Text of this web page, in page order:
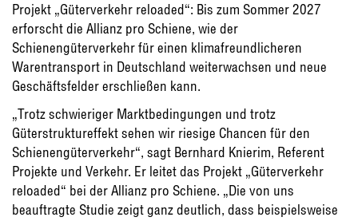
Projekt „Güterverkehr reloaded“: Bis zum Sommer 2027
erforscht die Allianz pro Schiene, wie der
Schienengüterverkehr für einen klimafreundlicheren
Warentransport in Deutschland weiterwachsen und neue
Geschäftsfelder erschließen kann.
„Trotz schwieriger Marktbedingungen und trotz
Güterstruktureffekt sehen wir riesige Chancen für den
Schienengüterverkehr“, sagt Bernhard Knierim, Referent
Projekte und Verkehr. Er leitet das Projekt „Güterverkehr
reloaded“ bei der Allianz pro Schiene. „Die von uns
beauftragte Studie zeigt ganz deutlich, dass beispielsweise